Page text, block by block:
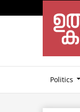
Politics